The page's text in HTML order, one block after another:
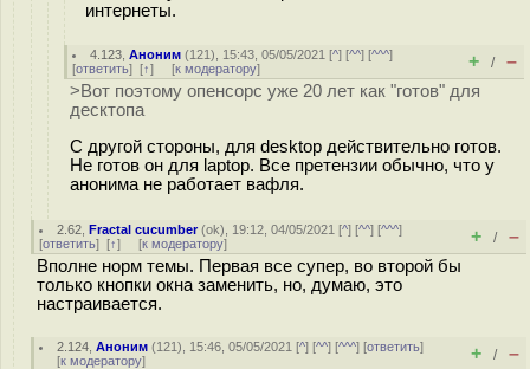
интернеты.
4.123 ,Аноним (121), 15:43, 05/05/2021 [^] [^^] [^^^]
[ответить] [↑] [к модератору] + / –
>Вот поэтому опенсорс уже 20 лет как "готов" для
десктопа
С другой стороны, для desktop действительно готов.
Не готов он для laptop. Все претензии обычно, что у
анонима не работает вафля.
2.62 ,Fractal cucumber(ok), 19:12, 04/05/2021 [^] [^^] [^^^]
[ответить] [↑] [к модератору] + / –
Вполне норм темы. Первая все супер, во второй бы
только кнопки окна заменить, но, думаю, это
настраивается.
2.124 ,Аноним (121), 15:46, 05/05/2021 [^] [^^] [^^^] [ответить]
[к модератору] + / –